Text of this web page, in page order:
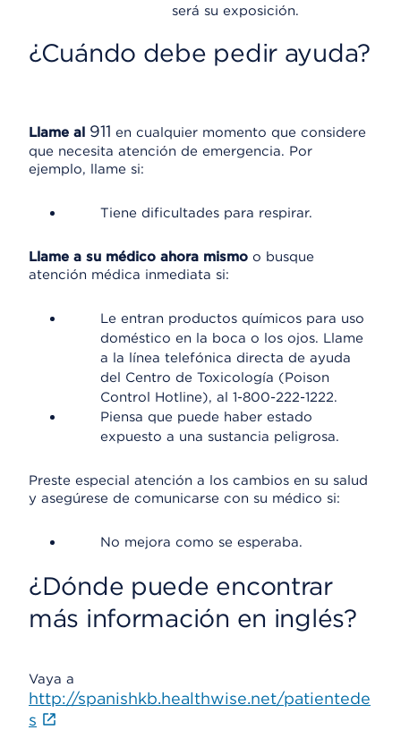
será su exposición.
¿Cuándo debe pedir ayuda?
Llame al 911 en cualquier momento que considere
que necesita atención de emergencia. Por
ejemplo, llame si:
Tiene dificultades para respirar.
Llame a su médico ahora mismo o busque
atención médica inmediata si:
Le entran productos químicos para uso
doméstico en la boca o los ojos. Llame
a la línea telefónica directa de ayuda
del Centro de Toxicología (Poison
Control Hotline), al 1-800-222-1222.
Piensa que puede haber estado
expuesto a una sustancia peligrosa.
Preste especial atención a los cambios en su salud
y asegúrese de comunicarse con su médico si:
No mejora como se esperaba.
¿Dónde puede encontrar
más información en inglés?
Vaya a
http://spanishkb.healthwise.net/patientede
s